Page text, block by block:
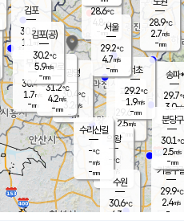
과천
29.6℃
2.5m/s
- mm
의왕
- ℃
m/s
mm
김포
30.2℃
1.1 m/s
mm
광명
30.4 ℃
3.2 m/s
-mm
부천
30.4℃
1.7m/s
-mm
구로
31.2℃
4.2m/s
-mm
28.6℃
4.8 m/s
- mm
28.9℃
2.7m/s
-mm
송파*
29.7
3.0m/s
-mm
서초
29.2℃
1.9m/s
-mm
기흥구
29.9℃
2.4m/s
-
수리산길
-℃
-m/s
-mm
분당구
30.1℃
2.5m/s
-mm
김포(공)
30.2℃
5.9m/s
-mm
수원
30.6℃
4.3 m/s
서울
29.2℃
4.7m/s
-mm